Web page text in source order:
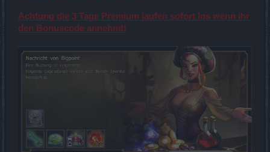
Achtung die 3 Tage Premium laufen sofort los wenn ihr
den Bonuscode annehmt!